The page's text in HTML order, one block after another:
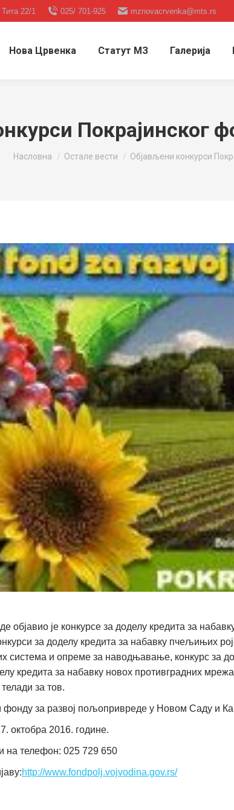
22/1 025/ 701-925 mznovacrvenka@mts.rs
Нова Црвенка Статут МЗ Галерија
Покрајинског
You are here:
Насловна Остале вести Објављени конкурси
објавио је конкурсе за доделу кредита за
за доделу кредита за набавку пчељињих
система и опреме за наводњавање, конкурс за
кредита за набавку новох противградних
за тов.
фонду за развој пољопривреде у Новом Саду и
октобра 2016. године.
на телефон: 025 729 650
http://www.fondpolj.vojvodina.gov.rs/